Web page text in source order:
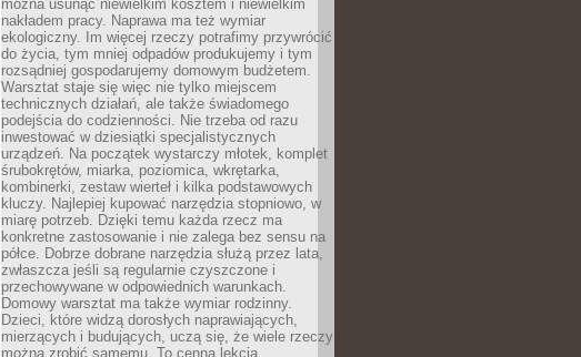
można usunąć niewielkim kosztem i niewielkim
nakładem pracy. Naprawa ma też wymiar
ekologiczny. Im więcej rzeczy potrafimy przywrócić
do życia, tym mniej odpadów produkujemy i tym
rozsądniej gospodarujemy domowym budżetem.
Warsztat staje się więc nie tylko miejscem
technicznych działań, ale także świadomego
podejścia do codzienności. Nie trzeba od razu
inwestować w dziesiątki specjalistycznych
urządzeń. Na początek wystarczy młotek, komplet
śrubokrętów, miarka, poziomica, wkrętarka,
kombinerki, zestaw wierteł i kilka podstawowych
kluczy. Najlepiej kupować narzędzia stopniowo, w
miarę potrzeb. Dzięki temu każda rzecz ma
konkretne zastosowanie i nie zalega bez sensu na
półce. Dobrze dobrane narzędzia służą przez lata,
zwłaszcza jeśli są regularnie czyszczone i
przechowywane w odpowiednich warunkach.
Domowy warsztat ma także wymiar rodzinny.
Dzieci, które widzą dorosłych naprawiających,
mierzących i budujących, uczą się, że wiele rzeczy
można zrobić samemu. To cenna lekcja